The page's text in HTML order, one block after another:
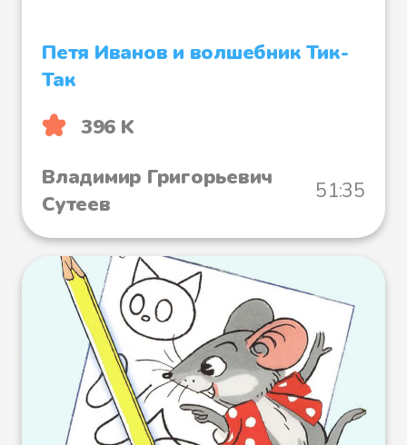
Петя Иванов и волшебник Тик-
Так
396 K
Владимир Григорьевич
Сутеев
51:35